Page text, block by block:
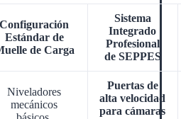
Configuración
Estándar de
de Carga
Sistema
Integrado
Profesional
de SEPPES
Niveladores
mecánicos
Puertas de
alta velocidad
para cámaras